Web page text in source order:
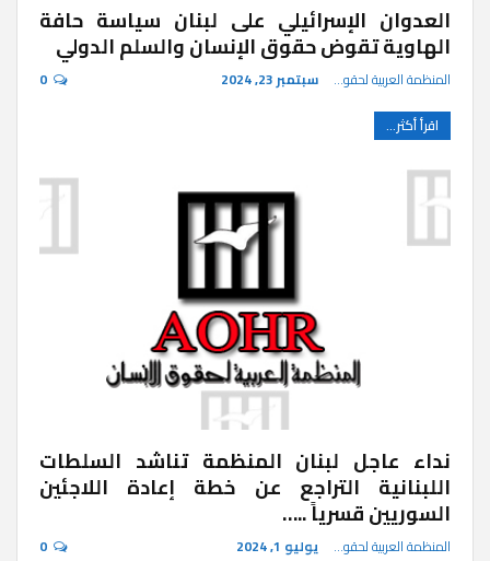
العدوان الإسرائيلي على لبنان سياسة حافة
الهاوية تقوض حقوق الإنسان والسلم الدولي
المنظمة العربية لحقوق الإنسان سبتمبر 23, 2024
اقرأ أكثر...
نداء عاجل لبنان المنظمة تناشد السلطات
اللبنانية التراجع عن خطة إعادة اللاجئين
السوريين قسرياً ..…
المنظمة العربية لحقوق الإنسان يوليو 1, 2024